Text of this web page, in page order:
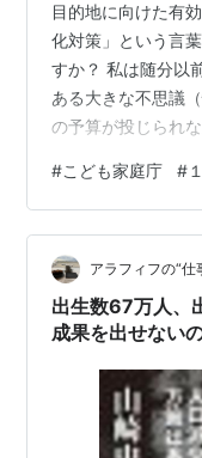
目的地に向けた有
化対策」という言
すか？ 私は随分以
ある大きな不思議
の予算が投じられ
みました。 「少子
違い 何が「怪」な
子化対策」と声高
のほとんどが、実
っている点です。
大切なことです。
#こども家庭庁 #
アラフィフの“仕
出生数67万人
成果を出せない